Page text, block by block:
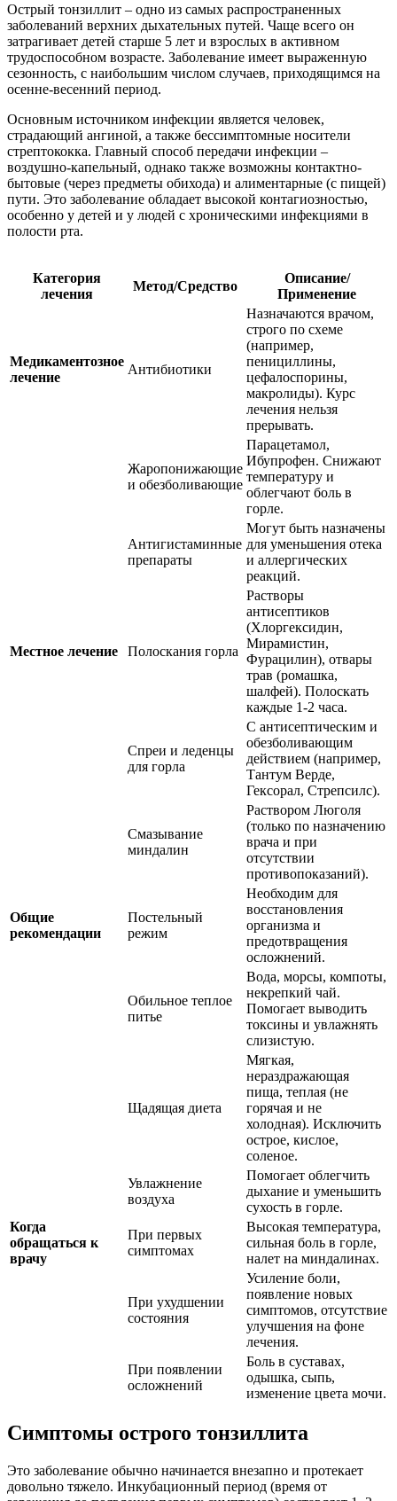
Острый тонзиллит – одно из самых распространенных
заболеваний верхних дыхательных путей. Чаще всего он
затрагивает детей старше 5 лет и взрослых в активном
трудоспособном возрасте. Заболевание имеет выраженную
сезонность, с наибольшим числом случаев, приходящимся на
осенне-весенний период.
Основным источником инфекции является человек,
страдающий ангиной, а также бессимптомные носители
стрептококка. Главный способ передачи инфекции –
воздушно-капельный, однако также возможны контактно-
бытовые (через предметы обихода) и алиментарные (с пищей)
пути. Это заболевание обладает высокой контагиозностью,
особенно у детей и у людей с хроническими инфекциями в
полости рта.
Категория
лечения
Метод/Средство
Описание/
Применение
Медикаментозное
лечение
Антибиотики
Назначаются врачом,
строго по схеме
(например,
пенициллины,
цефалоспорины,
макролиды). Курс
лечения нельзя
прерывать.
Жаропонижающие
и обезболивающие
Парацетамол,
Ибупрофен. Снижают
температуру и
облегчают боль в
горле.
Антигистаминные
препараты
Могут быть назначены
для уменьшения отека
и аллергических
реакций.
Местное лечение Полоскания горла
Растворы
антисептиков
(Хлоргексидин,
Мирамистин,
Фурацилин), отвары
трав (ромашка,
шалфей). Полоскать
каждые 1-2 часа.
Спреи и леденцы
для горла
С антисептическим и
обезболивающим
действием (например,
Тантум Верде,
Гексорал, Стрепсилс).
Смазывание
миндалин
Раствором Люголя
(только по назначению
врача и при
отсутствии
противопоказаний).
Общие
рекомендации
Постельный
режим
Необходим для
восстановления
организма и
предотвращения
осложнений.
Обильное теплое
питье
Вода, морсы, компоты,
некрепкий чай.
Помогает выводить
токсины и увлажнять
слизистую.
Щадящая диета
Мягкая,
нераздражающая
пища, теплая (не
горячая и не
холодная). Исключить
острое, кислое,
соленое.
Увлажнение
воздуха
Помогает облегчить
дыхание и уменьшить
сухость в горле.
Когда
обращаться к
врачу
При первых
симптомах
Высокая температура,
сильная боль в горле,
налет на миндалинах.
При ухудшении
состояния
Усиление боли,
появление новых
симптомов, отсутствие
улучшения на фоне
лечения.
При появлении
осложнений
Боль в суставах,
одышка, сыпь,
изменение цвета мочи.
Симптомы острого тонзиллита
Это заболевание обычно начинается внезапно и протекает
довольно тяжело. Инкубационный период (время от